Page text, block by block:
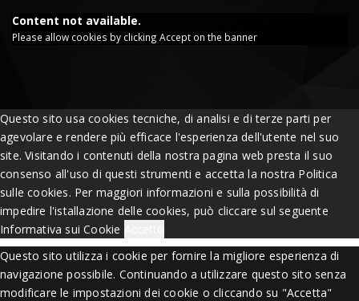
Content not available.
Please allow cookies by clicking Accept on the banner
Questo sito usa cookies tecniche, di analisi e di terze parti per
agevolare e rendere più efficace l'esperienza dell'utente nel suo
site. Visitando i contenuti della nostra pagina web presta il suo
consenso all'uso di questi strumenti e accetta la nostra Politica
sulle cookies. Per maggiori informazioni e sulla possibilità di
impedire l'istallazione delle cookies, può cliccare sul seguente
Informativa sui Cookie
Questo sito utilizza i cookie per fornire la migliore esperienza di
navigazione possibile. Continuando a utilizzare questo sito senza
modificare le impostazioni dei cookie o cliccando su "Accetta"